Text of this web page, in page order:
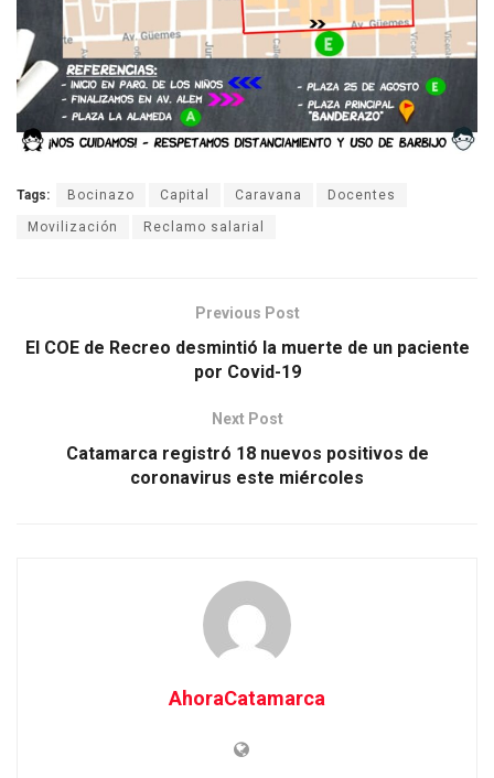
Tags: Bocinazo Capital Caravana Docentes
Movilización Reclamo salarial
Previous Post
El COE de Recreo desmintió la muerte de un paciente
por Covid-19
Next Post
Catamarca registró 18 nuevos positivos de
coronavirus este miércoles
AhoraCatamarca